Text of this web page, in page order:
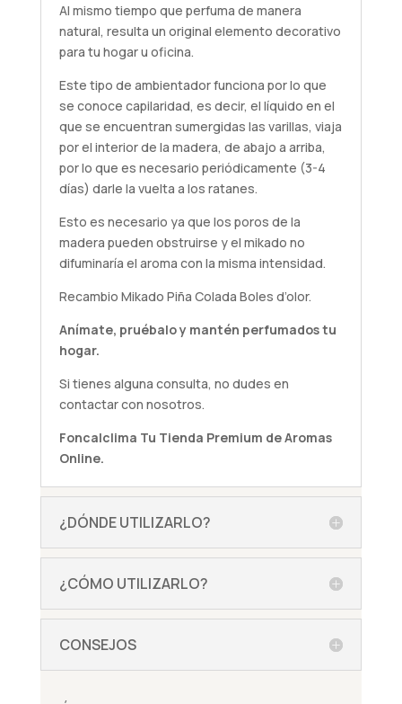
Al mismo tiempo que perfuma de manera
natural, resulta un original elemento decorativo
para tu hogar u oficina.
Este tipo de ambientador funciona por lo que
se conoce capilaridad, es decir, el líquido en el
que se encuentran sumergidas las varillas, viaja
por el interior de la madera, de abajo a arriba,
por lo que es necesario periódicamente (3-4
días) darle la vuelta a los ratanes.
Esto es necesario ya que los poros de la
madera pueden obstruirse y el mikado no
difuminaría el aroma con la misma intensidad.
Recambio Mikado Piña Colada Boles d’olor.
Anímate, pruébaloy mantén perfumados tu
hogar.
Si tienes alguna consulta, no dudes en
contactar con nosotros.
Foncalclima Tu Tienda Premium de Aromas
Online.
¿DÓNDE UTILIZARLO?
¿CÓMO UTILIZARLO?
CONSEJOS